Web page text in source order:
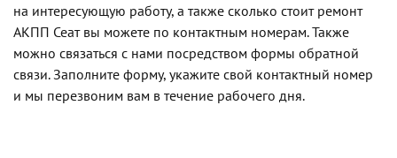
на интересующую работу, а также сколько стоит ремонт
АКПП Сеат вы можете по контактным номерам. Также
можно связаться с нами посредством формы обратной
связи. Заполните форму, укажите свой контактный номер
и мы перезвоним вам в течение рабочего дня.